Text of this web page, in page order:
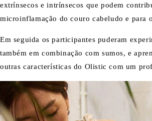
extrínsecos e intrínsecos que podem
microinflamação do couro cabeludo e para
Em seguida os participantes puderam
também em combinação com sumos, e
outras características do Olistic com um